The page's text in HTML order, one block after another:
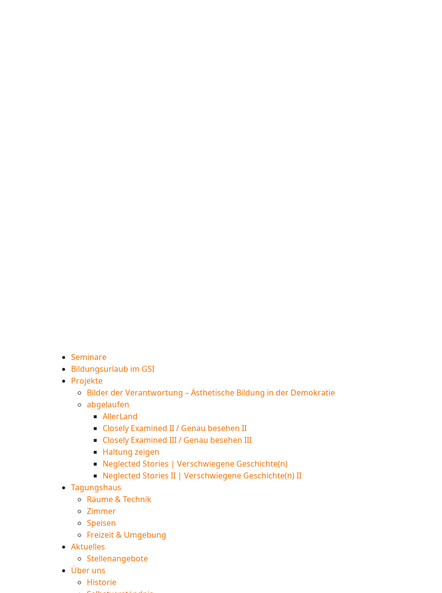
Seminare
Bildungsurlaub im GSI
Projekte
Bilder der Verantwortung – Ästhetische Bildung in der Demokratie
abgelaufen
AllerLand
Closely Examined II / Genau besehen II
Closely Examined III / Genau besehen III
Haltung zeigen
Neglected Stories | Verschwiegene Geschichte(n)
Neglected Stories II | Verschwiegene Geschichte(n) II
Tagungshaus
Räume & Technik
Zimmer
Speisen
Freizeit & Umgebung
Aktuelles
Stellenangebote
Über uns
Historie